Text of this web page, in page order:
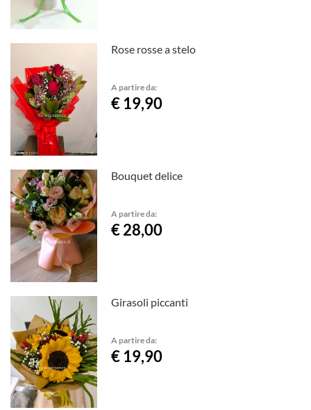
Rose rosse a stelo
A partire da:
€ 19,90
Bouquet delice
A partire da:
€ 28,00
Girasoli piccanti
A partire da:
€ 19,90